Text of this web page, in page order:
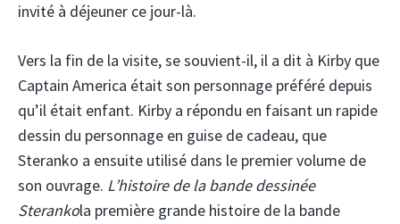
invité à déjeuner ce jour-là.
Vers la fin de la visite, se souvient-il, il a dit à Kirby que
Captain America était son personnage préféré depuis
qu’il était enfant. Kirby a répondu en faisant un rapide
dessin du personnage en guise de cadeau, que
Steranko a ensuite utilisé dans le premier volume de
son ouvrage. L’histoire de la bande dessinée
Sterankola première grande histoire de la bande